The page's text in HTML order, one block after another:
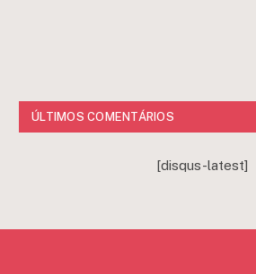
ÚLTIMOS COMENTÁRIOS
[disqus-latest]